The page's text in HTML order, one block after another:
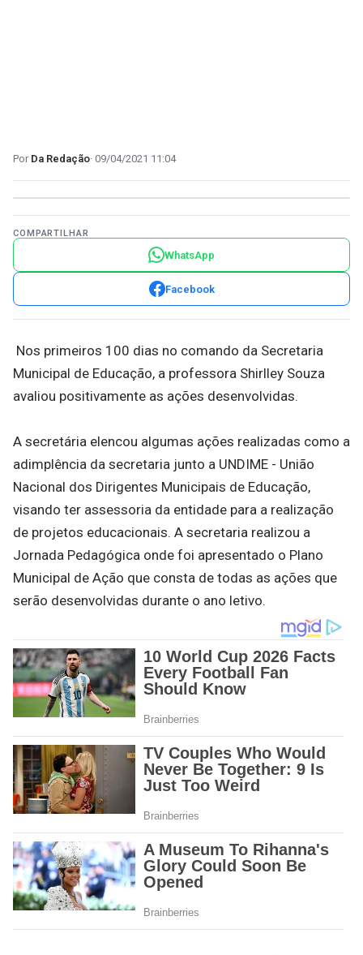
Da Redação 09/04/2021 11:04
COMPARTILHAR
WhatsApp
Facebook
Nos primeiros 100 dias no comando da Secretaria
Municipal de Educação, a professora Shirlley Souza
avaliou positivamente as ações desenvolvidas.
A secretária elencou algumas ações realizadas como a
adimplência da secretaria junto a UNDIME - União
Nacional dos Dirigentes Municipais de Educação,
visando ter assessoria da entidade para a realização
de projetos educacionais. A secretaria realizou a
Jornada Pedagógica onde foi apresentado o Plano
Municipal de Ação que consta de todas as ações que
serão desenvolvidas durante o ano letivo.